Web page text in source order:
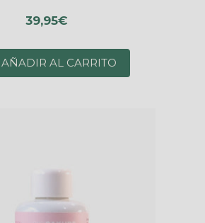
39,95€
AÑADIR AL CARRITO